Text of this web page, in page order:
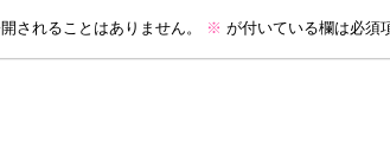
されることはありません。 ※ が付いている欄は必須